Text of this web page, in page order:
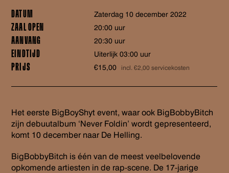
DATUM zaterdag 10 december 2022
ZAAL OPEN 20:00 uur
AANVANG 20:30 uur
EINDTIJD Uiterlijk 03:00 uur
PRIJS €15,00 incl. €2,00 servicekosten
Het eerste BigBoyShyt event, waar ook BigBobbyBitch
zijn debuutalbum ‘Never Foldin’ wordt gepresenteerd,
komt 10 december naar De Helling.
BigBobbyBitch is één van de meest veelbelovende
opkomende artiesten in de rap-scene. De 17-jarige